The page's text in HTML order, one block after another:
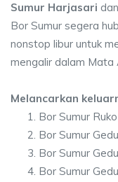
Sumur Harjasari
Bor Sumur segera
nonstop libur untuk
mengalir dalam Mata
Melancarkan
Bor Sumur
Bor Sumur
Bor Sumur
Bor Sumur